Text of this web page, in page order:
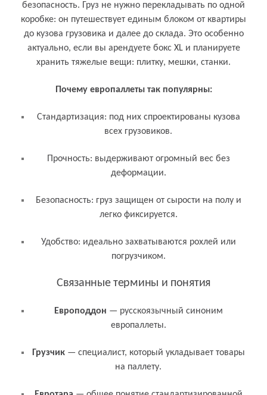
безопасность. Груз не нужно перекладывать по одной
коробке: он путешествует единым блоком от квартиры
до кузова грузовика и далее до склада. Это особенно
актуально, если вы арендуете бокс XL и планируете
хранить тяжелые вещи: плитку, мешки, станки.
Почему европаллеты так популярны:
Стандартизация: под них спроектированы кузова
всех грузовиков.
Прочность: выдерживают огромный вес без
деформации.
Безопасность: груз защищен от сырости на полу и
легко фиксируется.
Удобство: идеально захватываются рохлей или
погрузчиком.
Связанные термины и понятия
Европоддон — русскоязычный синоним
европаллеты.
Грузчик — специалист, который укладывает товары
на паллету.